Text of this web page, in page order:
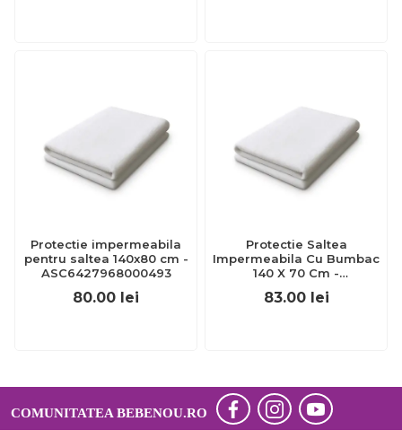
Protectie impermeabila
pentru saltea 140x80 cm -
ASC6427968000493
80.00 lei
Protectie Saltea
Impermeabila Cu Bumbac
140 X 70 Cm -
ASC6427968004880
83.00 lei
COMUNITATEA BEBENOU.RO